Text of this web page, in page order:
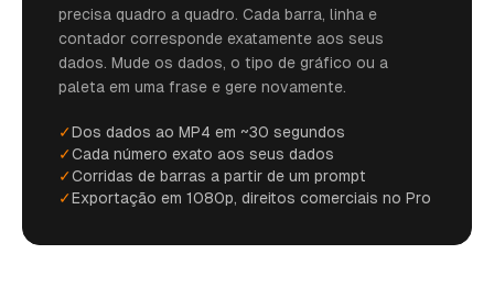
precisa quadro a quadro. Cada barra, linha e
contador corresponde exatamente aos seus
dados. Mude os dados, o tipo de gráfico ou a
paleta em uma frase e gere novamente.
✓Dos dados ao MP4 em ~30 segundos
✓Cada número exato aos seus dados
✓Corridas de barras a partir de um prompt
✓Exportação em 1080p, direitos comerciais no Pro